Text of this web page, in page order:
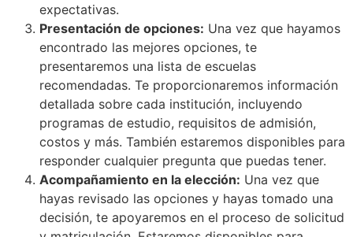
expectativas.
Presentación de opciones: Una vez que hayamos
encontrado las mejores opciones, te
presentaremos una lista de escuelas
recomendadas. Te proporcionaremos información
detallada sobre cada institución, incluyendo
programas de estudio, requisitos de admisión,
costos y más. También estaremos disponibles para
responder cualquier pregunta que puedas tener.
Acompañamiento en la elección: Una vez que
hayas revisado las opciones y hayas tomado una
decisión, te apoyaremos en el proceso de solicitud